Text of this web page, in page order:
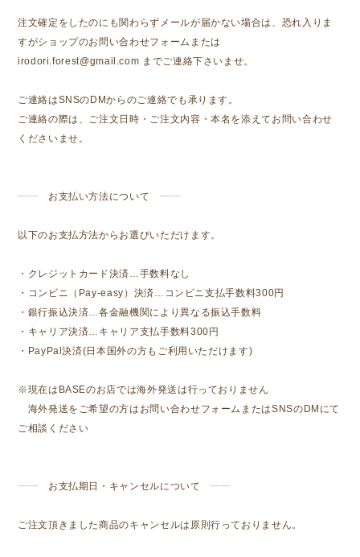
注文確定をしたのにも関わらずメールが届かない場合は、恐れ入りま
すがショップのお問い合わせフォームまたは
irodori.forest@gmail.com までご連絡下さいませ。
ご連絡はSNSのDMからのご連絡でも承ります。
ご連絡の際は、ご注文日時・ご注文内容・本名を添えてお問い合わせ
くださいませ。
┈┈ お支払い方法について ┈┈
以下のお支払方法からお選びいただけます。
・クレジットカード決済…手数料なし
・コンビニ（Pay-easy）決済…コンビニ支払手数料300円
・銀行振込決済…各金融機関により異なる振込手数料
・キャリア決済…キャリア支払手数料300円
・PayPal決済(日本国外の方もご利用いただけます)
※現在はBASEのお店では海外発送は行っておりません
海外発送をご希望の方はお問い合わせフォームまたはSNSのDMにて
ご相談ください
┈┈ お支払期日・キャンセルについて ┈┈
ご注文頂きました商品のキャンセルは原則行っておりません。